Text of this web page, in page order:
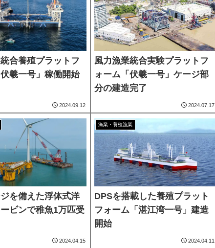
合養殖プラットフ
羲一号」稼働開始
2024.09.12
風力漁業統合実験プラットフ
ォーム「伏羲一号」ケージ部
分の建造完了
2024.07.17
を備えた浮体式洋
ビンで稚魚1万匹受
2024.04.15
漁業・養殖漁業
DPSを搭載した養殖プラット
フォーム「湛江湾一号」建造
開始
2024.04.11